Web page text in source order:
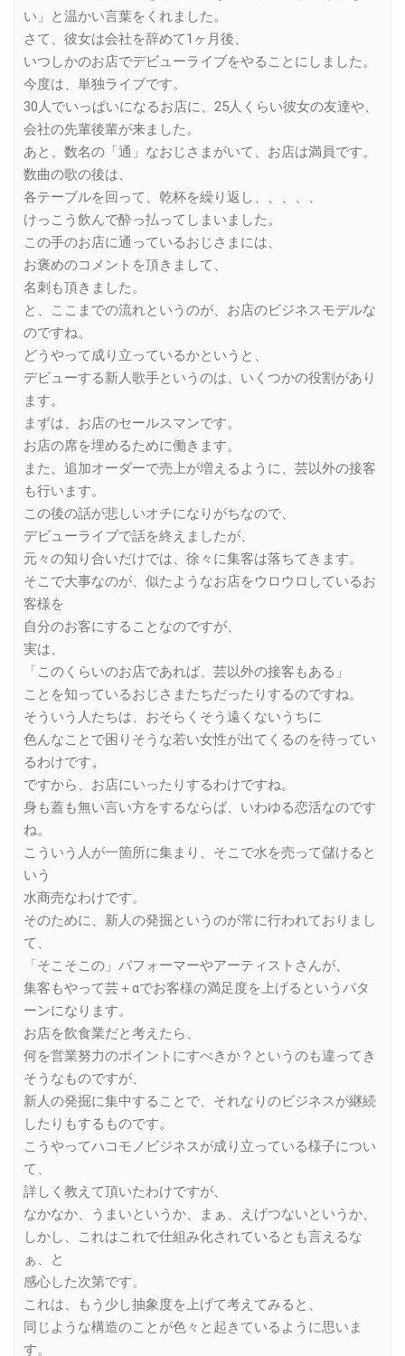
い」と温かい言葉をくれました。
さて、彼女は会社を辞めて1ヶ月後、
いつしかのお店でデビューライブをやることにしました。
今度は、単独ライブです。
30人でいっぱいになるお店に、25人くらい彼女の友達や、
会社の先輩後輩が来ました。
あと、数名の「通」なおじさまがいて、お店は満員です。
数曲の歌の後は、
各テーブルを回って、乾杯を繰り返し、、、、、
けっこう飲んで酔っ払ってしまいました。
この手のお店に通っているおじさまには、
お褒めのコメントを頂きまして、
名刺も頂きました。
と、ここまでの流れというのが、お店のビジネスモデルな
のですね。
どうやって成り立っているかというと、
デビューする新人歌手というのは、いくつかの役割があり
ます。
まずは、お店のセールスマンです。
お店の席を埋めるために働きます。
また、追加オーダーで売上が増えるように、芸以外の接客
も行います。
この後の話が悲しいオチになりがちなので、
デビューライブで話を終えましたが、
元々の知り合いだけでは、徐々に集客は落ちてきます。
そこで大事なのが、似たようなお店をウロウロしているお
客様を
自分のお客にすることなのですが、
実は、
「このくらいのお店であれば、芸以外の接客もある」
ことを知っているおじさまたちだったりするのですね。
そういう人たちは、おそらくそう遠くないうちに
色んなことで困りそうな若い女性が出てくるのを待ってい
るわけです。
ですから、お店にいったりするわけですね。
身も蓋も無い言い方をするならば、いわゆる恋活なのです
ね。
こういう人が一箇所に集まり、そこで水を売って儲けると
いう
水商売なわけです。
そのために、新人の発掘というのが常に行われておりまし
て、
「そこそこの」パフォーマーやアーティストさんが、
集客もやって芸＋αでお客様の満足度を上げるというパタ
ーンになります。
お店を飲食業だと考えたら、
何を営業努力のポイントにすべきか？というのも違ってき
そうなものですが、
新人の発掘に集中することで、それなりのビジネスが継続
したりもするものです。
こうやってハコモノビジネスが成り立っている様子につい
て、
詳しく教えて頂いたわけですが、
なかなか、うまいというか、まぁ、えげつないというか、
しかし、これはこれで仕組み化されているとも言えるな
ぁ、と
感心した次第です。
これは、もう少し抽象度を上げて考えてみると、
同じような構造のことが色々と起きているように思いま
す。